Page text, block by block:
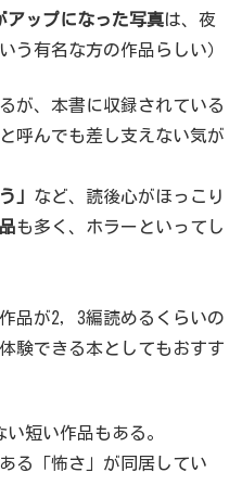
アップになった写真は、夜
う有名な方の作品らしい）
が、本書に収録されている
呼んでも差し支えない気が
」 など、読後心がほっこり
も多く、ホラーといってし
品が2，3編読めるくらいの
験できる本としてもおすす
短い作品もある。
る「怖さ」が同居してい